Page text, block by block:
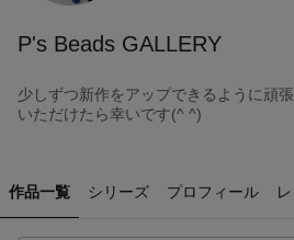
P's Beads GALLERY
少しずつ新作をアップできるように頑
いただけたら幸いです(^ ^)
作品一覧 シリーズ プロフィール